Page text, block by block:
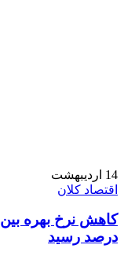
14 اردیبهشت
اقتصاد کلان
درصد رسید